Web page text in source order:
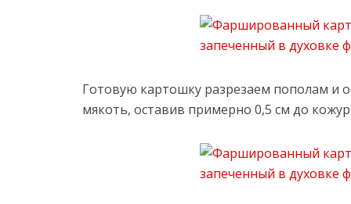
Готовую картошку разрезаем пополам и
мякоть, оставив примерно 0,5 см до